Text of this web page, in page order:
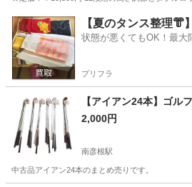
滋賀 甲賀市 貴生川駅 フィットネス
【夏のタンス整理👘
状態が悪くてもOK！最大
プリフラ
【アイアン24本】ゴル
2,000円
南彦根駅
中古品アイアン24本のまとめ売りです。